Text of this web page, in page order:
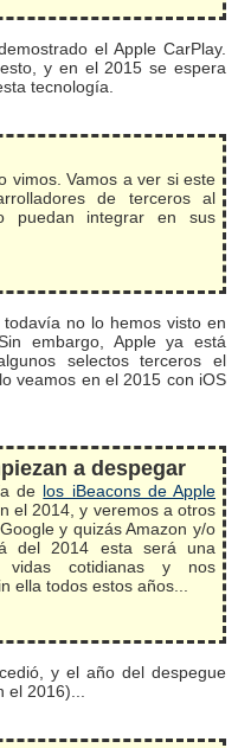
el Apple CarPlay.
y en el 2015 se espera
tecnología.
vimos. Vamos a ver si este
de terceros al
puedan integrar en sus
no lo hemos visto en
embargo, Apple ya está
selectos terceros el
veamos en el 2015 con iOS
a despegar
de los iBeacons de Apple
el 2014, y veremos a otros
y quizás Amazon y/o
del 2014 esta será una
vidas cotidianas y nos
ella todos estos años...
y el año del despegue
2016)...